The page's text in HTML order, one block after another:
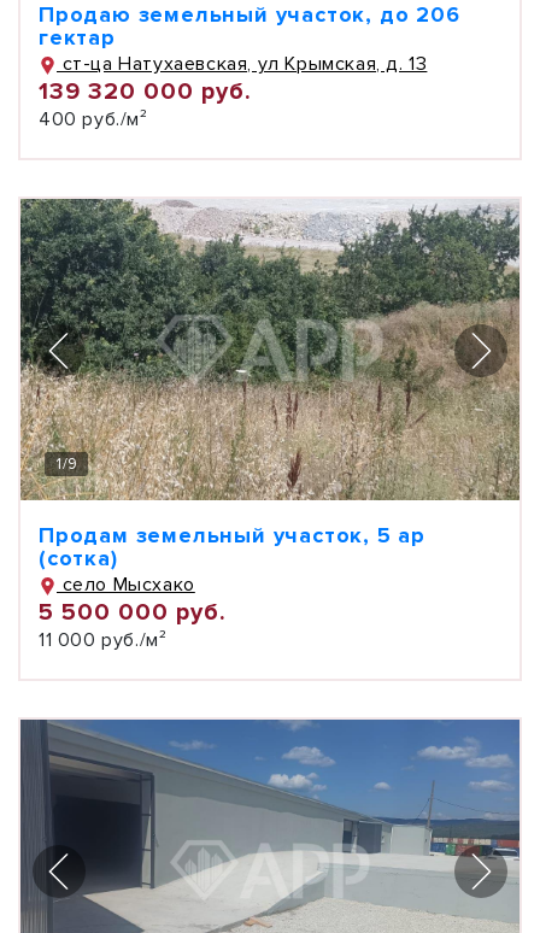
Продаю земельный участок, до 206
гектар
ст-ца Натухаевская, ул Крымская, д. 13
139 320 000 руб.
400 руб./м²
1/9
Продам земельный участок, 5 ар
(сотка)
село Мысхако
5 500 000 руб.
11 000 руб./м²